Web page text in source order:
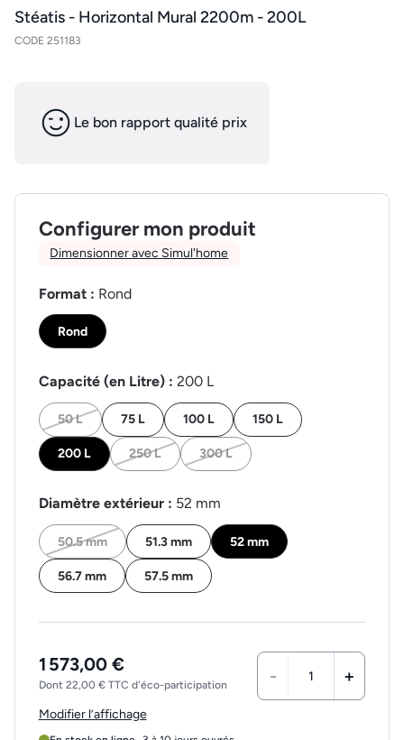
Stéatis - Horizontal Mural 2200m - 200L
CODE 251183
Le bon rapport qualité prix
Configurer mon produit
Dimensionner avec Simul'home
Format : Rond
Rond
Capacité (en Litre) : 200 L
50 L 75 L 100 L 150 L
200 L 250 L 300 L
Diamètre extérieur : 52 mm
50.5 mm 51.3 mm 52 mm
56.7 mm 57.5 mm
1 573,00 €
Dont 22,00 € TTC d'éco-participation - +
Modifier l’affichage